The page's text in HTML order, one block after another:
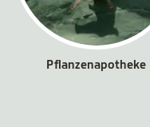
Pflanzenapotheke